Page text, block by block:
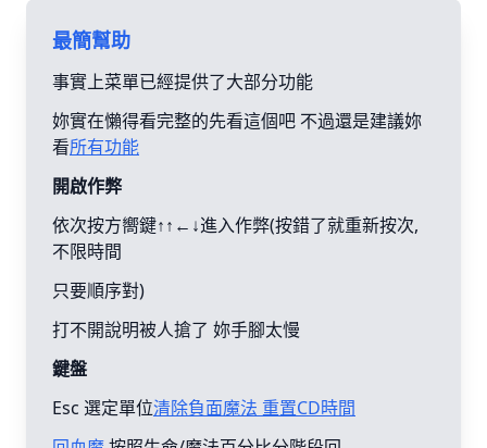
最簡幫助
事實上菜單已經提供了大部分功能
妳實在懶得看完整的先看這個吧 不過還是建議妳
看所有功能
開啟作弊
依次按方嚮鍵↑↑←↓進入作弊(按錯了就重新按次,
不限時間
只要順序對)
打不開說明被人搶了 妳手腳太慢
鍵盤
Esc 選定單位清除負面魔法 重置CD時間